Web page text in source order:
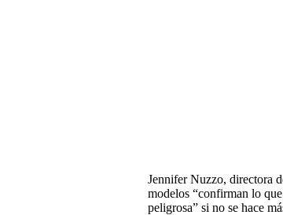
Jennifer Nuzzo, directora
modelos “confirman lo
peligrosa” si no se hace